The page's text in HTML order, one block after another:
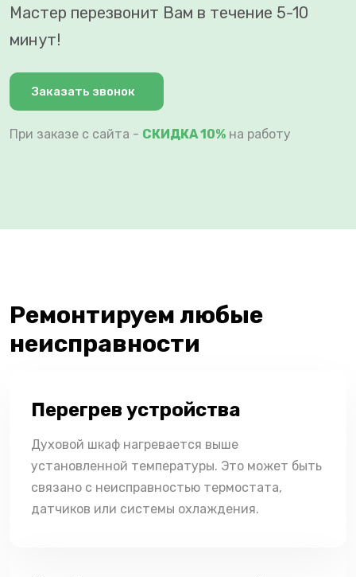
Мастер перезвонит Вам в течение 5-10
минут!
Заказать звонок
При заказе с сайта - СКИДКА 10% на работу
Ремонтируем любые
неисправности
Перегрев устройства
Духовой шкаф нагревается выше
установленной температуры. Это может быть
связано с неисправностью термостата,
датчиков или системы охлаждения.